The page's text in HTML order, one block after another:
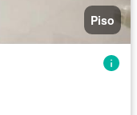
Piso